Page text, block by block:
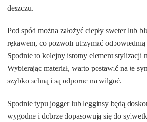
deszczu.
Pod spód można założyć ciepły sweter lub
rękawem, co pozwoli utrzymać odpowiednią
Spodnie to kolejny istotny element stylizacji
Wybierając materiał, warto postawić na te
szybko schną i są odporne na wilgoć.
Spodnie typu jogger lub legginsy będą
wygodne i dobrze dopasowują się do